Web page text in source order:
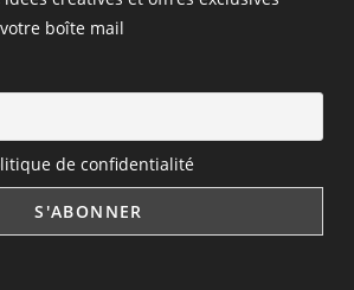
boîte mail
de confidentialité